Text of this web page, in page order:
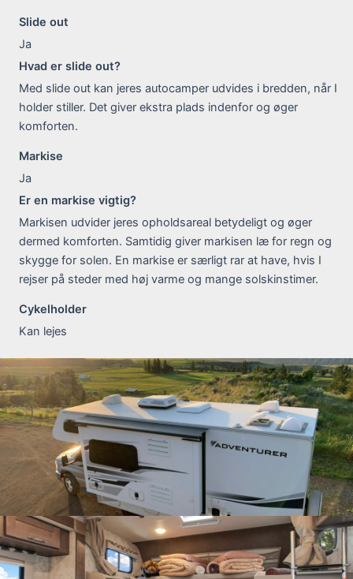
Slide out
Ja
Hvad er slide out?
Med slide out kan jeres autocamper udvides i bredden, når I
holder stiller. Det giver ekstra plads indenfor og øger
komforten.
Markise
Ja
Er en markise vigtig?
Markisen udvider jeres opholdsareal betydeligt og øger
dermed komforten. Samtidig giver markisen læ for regn og
skygge for solen. En markise er særligt rar at have, hvis I
rejser på steder med høj varme og mange solskinstimer.
Cykelholder
Kan lejes